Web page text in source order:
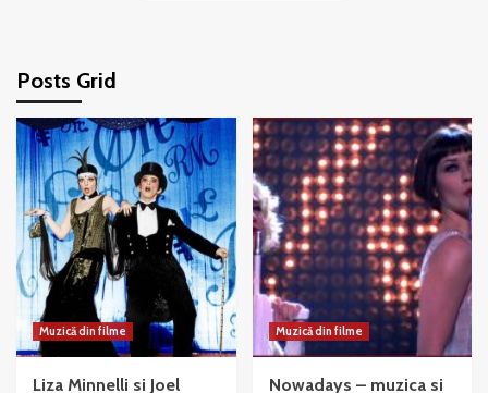
Posts Grid
Muzică din filme
Liza Minnelli si Joel
Muzică din filme
Nowadays – muzica si